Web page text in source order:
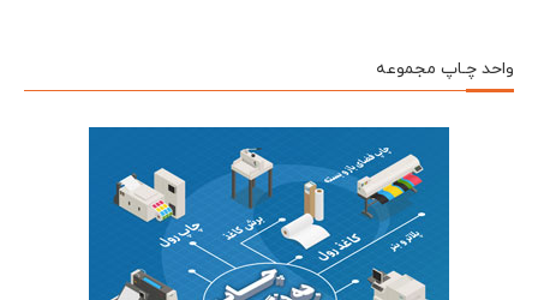
واحد چـاپ مجموعه